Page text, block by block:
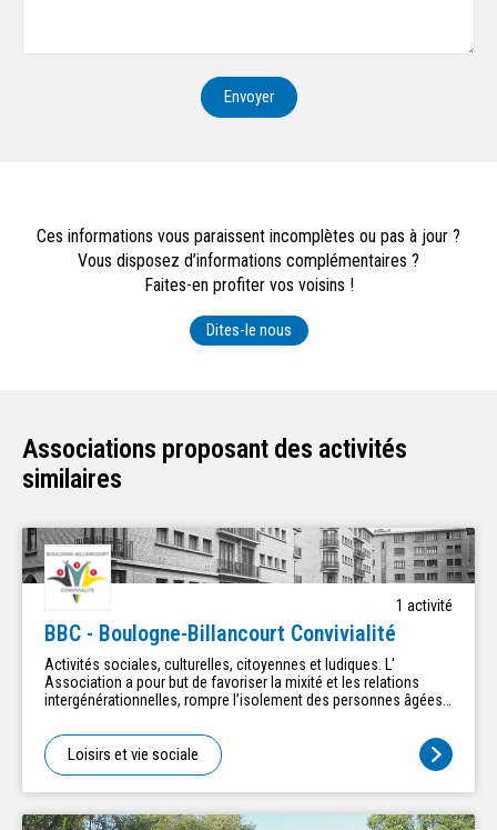
Envoyer
Ces informations vous paraissent incomplètes ou pas à jour ?
Vous disposez d’informations complémentaires ?
Faites-en profiter vos voisins !
Dites-le nous
Associations proposant des activités
similaires
1 activité
BBC - Boulogne-Billancourt Convivialité
Activités sociales, culturelles, citoyennes et ludiques. L'
Association a pour but de favoriser la mixité et les relations
intergénérationnelles, rompre l’isolement des personnes âgées,
contre l’illettrisme de certains séniors, favoriser le mieux vivre
ensemble, développer les solidarités de proximités et œuvrer au
développement du respect d'autrui et de la citoyenneté. Lieu des
activités: 13, square de l’Avre. 92100 Boulogne-Billancourt.
Loisirs et vie sociale